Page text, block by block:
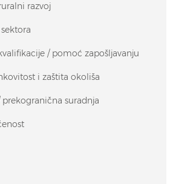
razvoj
/ pomoć zapošljavanju
i zaštita okoliša
suradnja